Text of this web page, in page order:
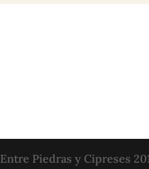
Entre Piedras y Cipreses